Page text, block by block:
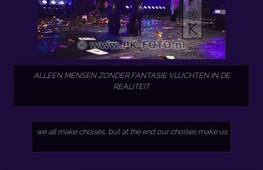
ALLEEN MENSEN ZONDER FANTASIE VLUCHTEN IN DE
REALITEIT
we all make choises, but at the end our choises make us